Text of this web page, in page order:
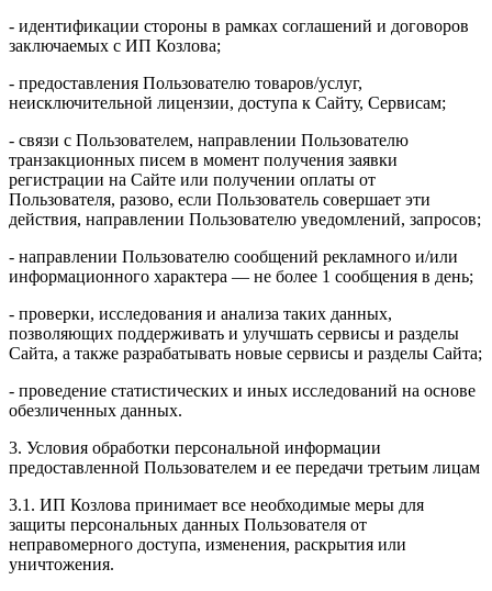
- идентификации стороны в рамках соглашений и договоров
заключаемых с ИП Козлова;
- предоставления Пользователю товаров/услуг,
неисключительной лицензии, доступа к Сайту, Сервисам;
- связи с Пользователем, направлении Пользователю
транзакционных писем в момент получения заявки
регистрации на Сайте или получении оплаты от
Пользователя, разово, если Пользователь совершает эти
действия, направлении Пользователю уведомлений, запросов;
- направлении Пользователю сообщений рекламного и/или
информационного характера — не более 1 сообщения в день;
- проверки, исследования и анализа таких данных,
позволяющих поддерживать и улучшать сервисы и разделы
Сайта, а также разрабатывать новые сервисы и разделы Сайта;
- проведение статистических и иных исследований на основе
обезличенных данных.
3. Условия обработки персональной информации
предоставленной Пользователем и ее передачи третьим лицам
3.1. ИП Козлова принимает все необходимые меры для
защиты персональных данных Пользователя от
неправомерного доступа, изменения, раскрытия или
уничтожения.